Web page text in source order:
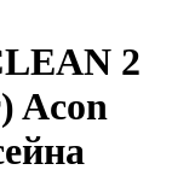
2
Acon